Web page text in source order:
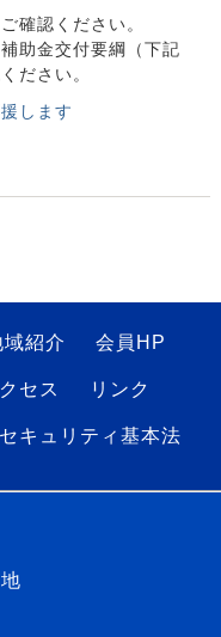
確認ください。
助金交付要綱（下記
ださい。
します
域紹介 会員HP
セス リンク
キュリティ基本法